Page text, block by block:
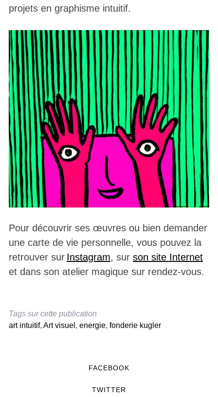
projets en graphisme intuitif.
Pour découvrir ses œuvres ou bien demander
une carte de vie personnelle, vous pouvez la
retrouver sur Instagram, sur son site Internet
et dans son atelier magique sur rendez-vous.
Tags sur cette publication
art intuitif, Art visuel , energie, fonderie kugler
FACEBOOK
TWITTER